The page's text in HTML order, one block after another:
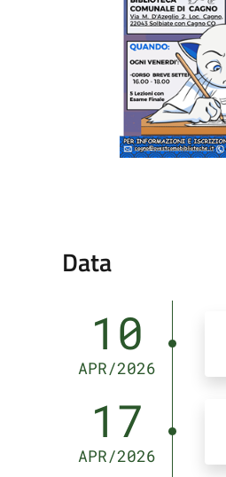
Data
10
APR/2026
17
APR/2026